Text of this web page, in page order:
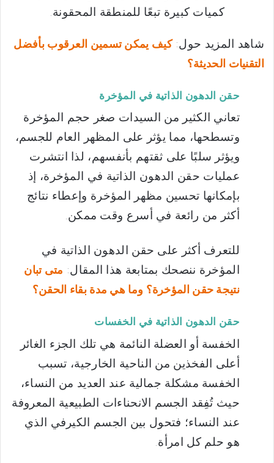
كميات كبيرة تبعًا للمنطقة المحقونة.
شاهد المزيد حول:كيف يمكن تسمين العرقوب بأفضل
التقنيات الحديثة؟
حقن الدهون الذاتية في المؤخرة
تعاني الكثير من السيدات صغر حجم المؤخرة
وتسطحها، مما يؤثر على المظهر العام للجسم،
ويؤثر سلبًا على ثقتهم بأنفسهم، لذا انتشرت
عمليات حقن الدهون الذاتية في المؤخرة، إذ
بإمكانها تحسين مظهر المؤخرة وإعطاء نتائج
أكثر من رائعة في أسرع وقت ممكن.
للتعرف أكثر على حقن الدهون الذاتية في
المؤخرة ننصحك بمتابعة هذا المقال: متى تبان
نتيجة حقن المؤخرة؟ وما هي مدة بقاء الحقن؟
حقن الدهون الذاتية في الخفسات
الخفسة أو العضلة النائمة هي تلك الجزء الغائر
أعلى الفخذين من الناحية الخارجية، تسبب
الخفسة مشكلة جمالية عند العديد من النساء،
حيث تُفِقد الجسم الانحناءات الطبيعية المعروفة
عند النساء؛ فتحول بين الجسم الكيرفي الذي
هو حلم كل امرأة.